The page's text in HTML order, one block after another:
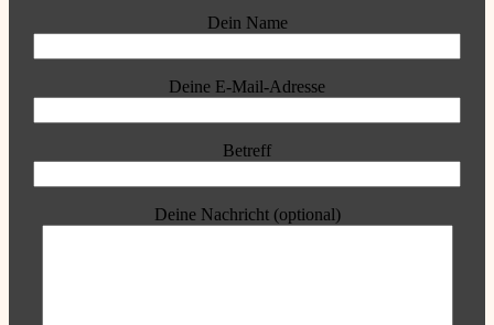
Dein Name
Deine E-Mail-Adresse
Betreff
Deine Nachricht (optional)